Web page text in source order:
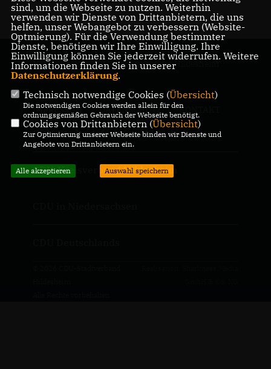
Homepage des CDU-Stadtverbandes Hildesheim
IMPRESSUM DATENSCHUTZ KONTAKT
CDU-Stadtratsfraktion Hildesheim
CDU-Kreisverband Hildesheim
sind, um die Webseite zu nutzen. Weiterhin
verwenden wir Dienste von Drittanbietern, die uns
helfen, unser Webangebot zu verbessern (Website-
Optmierung). Für die Verwendung bestimmter
Dienste, benötigen wir Ihre Einwilligung. Ihre
Einwilligung können Sie jederzeit widerrufen. Weitere
Informationen finden Sie in unserer
Datenschutzerklärung.
Technisch notwendige Cookies (Übersicht)
Die notwendigen Cookies werden allein für den
ordnungsgemäßen Gebrauch der Webseite benötigt.
Cookies von Drittanbietern (Übersicht)
Zur Optimierung unserer Webseite binden wir Dienste und
Angebote von Drittanbietern ein.
Alle akzeptieren Auswahl speichern